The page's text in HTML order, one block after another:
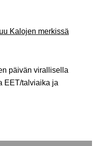
Kalojen merkissä
päivän virallisella
EET/talviaika ja